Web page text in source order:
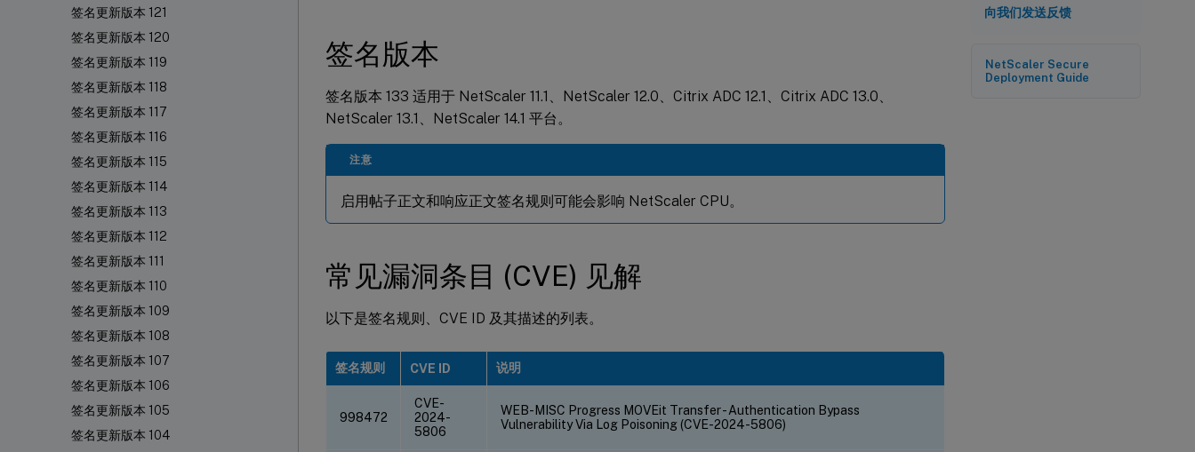
签名更新版本 121
签名更新版本 120
签名更新版本 119
签名更新版本 118
签名更新版本 117
签名更新版本 116
签名更新版本 115
签名更新版本 114
签名更新版本 113
签名更新版本 112
签名更新版本 111
签名更新版本 110
签名更新版本 109
签名更新版本 108
签名更新版本 107
签名更新版本 106
签名更新版本 105
签名更新版本 104
签名版本
签名版本 133 适用于 NetScaler 11.1、NetScaler 12.0、Citrix ADC 12.1、Citrix ADC 13.0、
NetScaler 13.1、NetScaler 14.1 平台。
注意
启用帖子正文和响应正文签名规则可能会影响 NetScaler CPU。
常见漏洞条目 (CVE) 见解
以下是签名规则、CVE ID 及其描述的列表。
签名规则 CVE ID 说明
998472
CVE-
2024-
5806
WEB-MISC Progress MOVEit Transfer - Authentication Bypass
Vulnerability Via Log Poisoning (CVE-2024-5806)
向我们发送反馈
NetScaler Secure
Deployment Guide